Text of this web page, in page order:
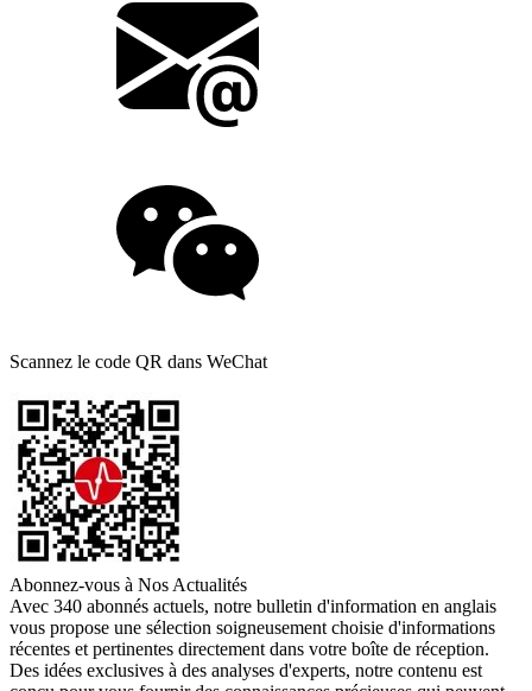
Scannez le code QR dans WeChat
Abonnez-vous à Nos Actualités
Avec 340 abonnés actuels, notre bulletin d'information en anglais
vous propose une sélection soigneusement choisie d'informations
récentes et pertinentes directement dans votre boîte de réception.
Des idées exclusives à des analyses d'experts, notre contenu est